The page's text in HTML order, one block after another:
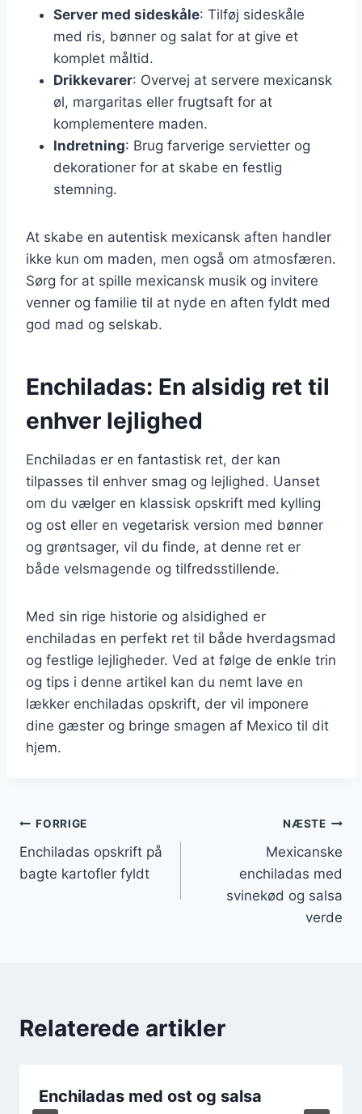
Server med sideskåle: Tilføj sideskåle
med ris, bønner og salat for at give et
komplet måltid.
Drikkevarer: Overvej at servere mexicansk
øl, margaritas eller frugtsaft for at
komplementere maden.
Indretning: Brug farverige servietter og
dekorationer for at skabe en festlig
stemning.
At skabe en autentisk mexicansk aften handler
ikke kun om maden, men også om atmosfæren.
Sørg for at spille mexicansk musik og invitere
venner og familie til at nyde en aften fyldt med
god mad og selskab.
Enchiladas: En alsidig ret til
enhver lejlighed
Enchiladas er en fantastisk ret, der kan
tilpasses til enhver smag og lejlighed. Uanset
om du vælger en klassisk opskrift med kylling
og ost eller en vegetarisk version med bønner
og grøntsager, vil du finde, at denne ret er
både velsmagende og tilfredsstillende.
Med sin rige historie og alsidighed er
enchiladas en perfekt ret til både hverdagsmad
og festlige lejligheder. Ved at følge de enkle trin
og tips i denne artikel kan du nemt lave en
lækker enchiladas opskrift, der vil imponere
dine gæster og bringe smagen af Mexico til dit
hjem.
Indlægsnavigation
FORRIGE
Enchiladas opskrift på
bagte kartofler fyldt
NÆSTE
Mexicanske
enchiladas med
svinekød og salsa
verde
Relaterede artikler
Enchiladas med ost og salsa